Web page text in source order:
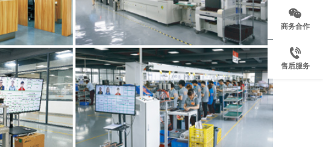
商务合作
售后服务